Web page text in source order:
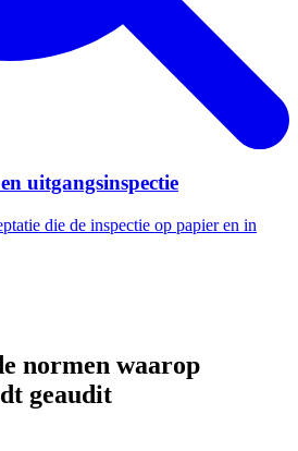
uitgangsinspectie
die de inspectie op papier en in
normen waarop
geaudit